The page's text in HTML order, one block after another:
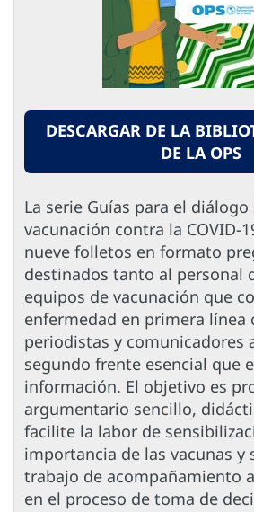
DESCARGAR DE LA
DE LA OPS
La serie Guías para el diálogo
vacunación contra la COVID-
nueve folletos en formato
destinados tanto al personal
equipos de vacunación que
enfermedad en primera línea
periodistas y comunicadores
segundo frente esencial que
información. El objetivo es
argumentario sencillo,
facilite la labor de
importancia de las vacunas y
trabajo de acompañamiento
en el proceso de toma de